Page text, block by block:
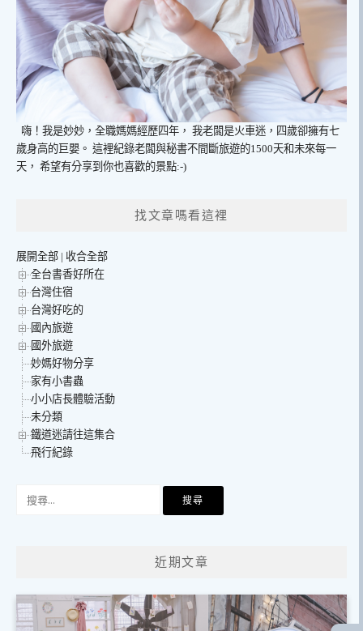
嗨！我是妙妙，全職媽媽經歷四年， 我老闆是火車迷，四歲卻擁有七
歲身高的巨嬰。 這裡紀錄老闆與秘書不間斷旅遊的1500天和未來每一
天， 希望有分享到你也喜歡的景點:-)
找文章嗎看這裡
展開全部 | 收合全部
全台書香好所在
台灣住宿
台灣好吃的
國內旅遊
國外旅遊
妙媽好物分享
家有小書蟲
小小店長體驗活動
未分類
鐵道迷請往這集合
飛行紀錄
近期文章